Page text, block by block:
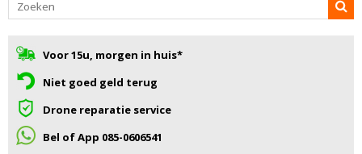
Voor 15u, morgen in huis*
Niet goed geld terug
Drone reparatie service
Bel of App 085-0606541